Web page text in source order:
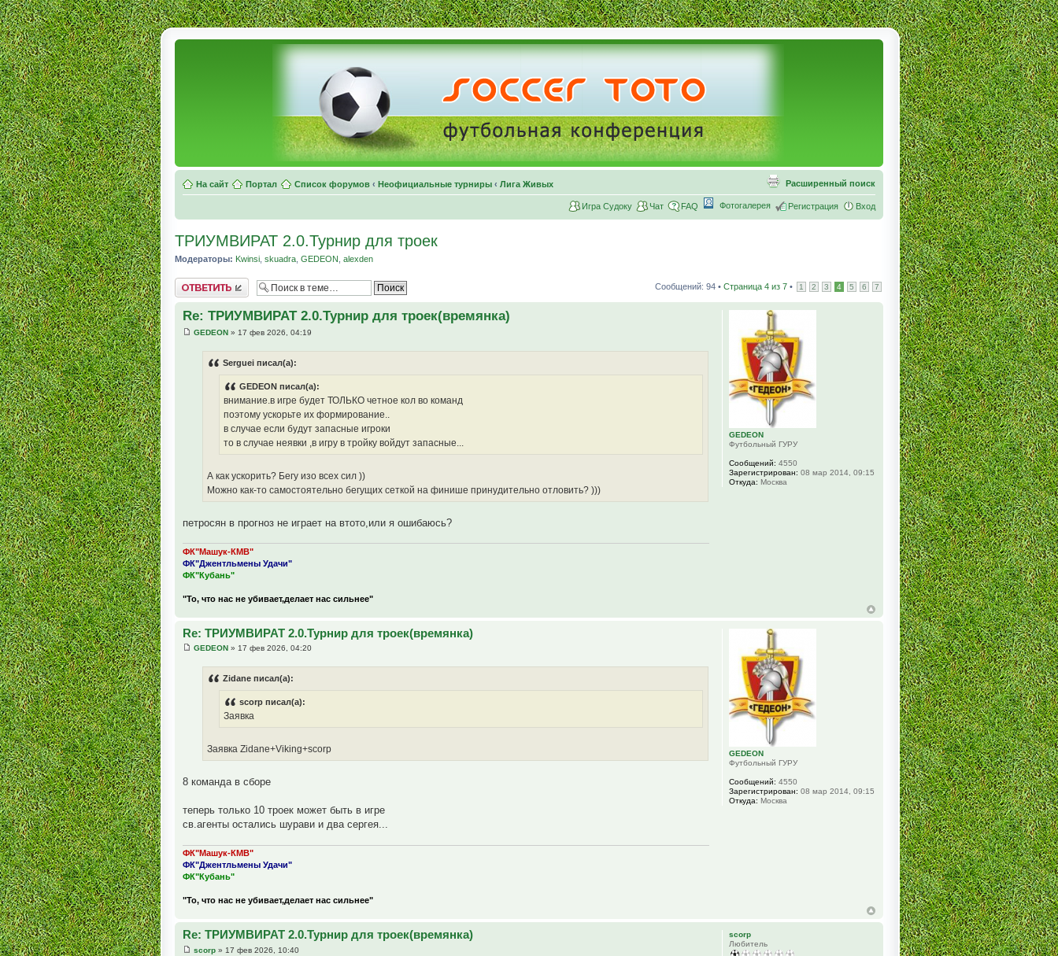
На сайт Портал Список форумов ‹ Неофициальные турниры ‹ Лига Живых Расширенный поиск
Игра Судоку Чат FAQ Фотогалерея Регистрация Вход
ТРИУМВИРАТ 2.0.Турнир для троек
Модераторы: Kwinsi skuadra GEDEON alexden
Комментировать Сообщений: 94 • Страница 4 из 7 • 1 2 3 4 5 6 7
Re: ТРИУМВИРАТ 2.0.Турнир для троек(времянка)
GEDEON » 17 фев 2026, 04:19
Serguei писал(а):
GEDEON писал(а):
внимание.в игре будет ТОЛЬКО четное кол во команд
поэтому ускорьте их формирование..
в случае если будут запасные игроки
то в случае неявки ,в игру в тройку войдут запасные...
А как ускорить? Бегу изо всех сил ))
Можно как-то самостоятельно бегущих сеткой на финише принудительно отловить? )))
петросян в прогноз не играет на втото,или я ошибаюсь?
ФК"Машук-КМВ"
ФК"Джентльмены Удачи"
ФК"Кубань"
"То, что нас не убивает,делает нас сильнее"
GEDEON
Футбольный ГУРУ
Сообщений: 4550
Зарегистрирован: 08 мар 2014, 09:15
Откуда: Москва
Re: ТРИУМВИРАТ 2.0.Турнир для троек(времянка)
GEDEON » 17 фев 2026, 04:20
Zidane писал(а):
scorp писал(а):
Заявка
Заявка Zidane+Viking+scorp
8 команда в сборе
теперь только 10 троек может быть в игре
св.агенты остались шурави и два сергея...
ФК"Машук-КМВ"
ФК"Джентльмены Удачи"
ФК"Кубань"
"То, что нас не убивает,делает нас сильнее"
GEDEON
Футбольный ГУРУ
Сообщений: 4550
Зарегистрирован: 08 мар 2014, 09:15
Откуда: Москва
Re: ТРИУМВИРАТ 2.0.Турнир для троек(времянка)
scorp » 17 фев 2026, 10:40
scorp
Любитель